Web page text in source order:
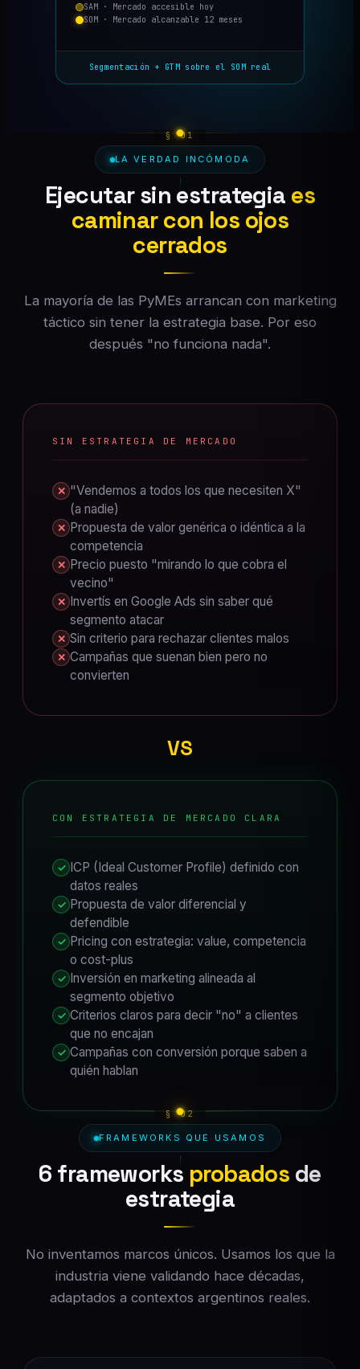
SAM · Mercado accesible hoy
SOM · Mercado alcanzable 12 meses
Segmentación + GTM sobre el SOM real
LA VERDAD INCÓMODA
Ejecutar sin estrategia es
caminar con los ojos
cerrados
La mayoría de las PyMEs arrancan con marketing
táctico sin tener la estrategia base. Por eso
después "no funciona nada".
SIN ESTRATEGIA DE MERCADO
✕ "Vendemos a todos los que necesiten X"
(a nadie)
✕ Propuesta de valor genérica o idéntica a la
competencia
✕ Precio puesto "mirando lo que cobra el
vecino"
✕ Invertís en Google Ads sin saber qué
segmento atacar
✕ Sin criterio para rechazar clientes malos
✕ Campañas que suenan bien pero no
convierten
VS
CON ESTRATEGIA DE MERCADO CLARA
✓ ICP (Ideal Customer Profile) definido con
datos reales
✓ Propuesta de valor diferencial y
defendible
✓ Pricing con estrategia: value, competencia
o cost-plus
✓ Inversión en marketing alineada al
segmento objetivo
✓ Criterios claros para decir "no" a clientes
que no encajan
✓ Campañas con conversión porque saben a
quién hablan
FRAMEWORKS QUE USAMOS
6 frameworks probados de
estrategia
No inventamos marcos únicos. Usamos los que la
industria viene validando hace décadas,
adaptados a contextos argentinos reales.